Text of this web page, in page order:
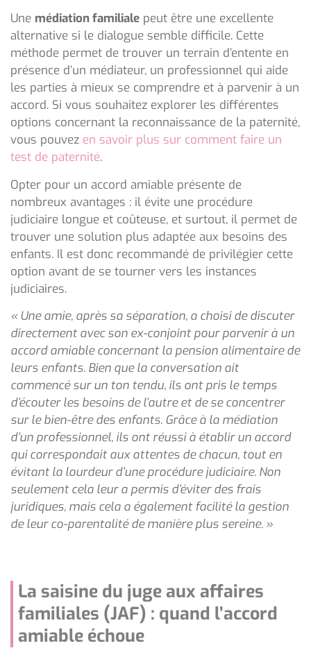
Une médiation familiale peut être une excellente
alternative si le dialogue semble difficile. Cette
méthode permet de trouver un terrain d’entente en
présence d’un médiateur, un professionnel qui aide
les parties à mieux se comprendre et à parvenir à un
accord. Si vous souhaitez explorer les différentes
options concernant la reconnaissance de la paternité,
vous pouvez en savoir plus sur comment faire un
test de paternité.
Opter pour un accord amiable présente de
nombreux avantages : il évite une procédure
judiciaire longue et coûteuse, et surtout, il permet de
trouver une solution plus adaptée aux besoins des
enfants. Il est donc recommandé de privilégier cette
option avant de se tourner vers les instances
judiciaires.
« Une amie, après sa séparation, a choisi de discuter
directement avec son ex-conjoint pour parvenir à un
accord amiable concernant la pension alimentaire de
leurs enfants. Bien que la conversation ait
commencé sur un ton tendu, ils ont pris le temps
d’écouter les besoins de l’autre et de se concentrer
sur le bien-être des enfants. Grâce à la médiation
d’un professionnel, ils ont réussi à établir un accord
qui correspondait aux attentes de chacun, tout en
évitant la lourdeur d’une procédure judiciaire. Non
seulement cela leur a permis d’éviter des frais
juridiques, mais cela a également facilité la gestion
de leur co-parentalité de manière plus sereine. »
La saisine du juge aux affaires
familiales (JAF) : quand l’accord
amiable échoue